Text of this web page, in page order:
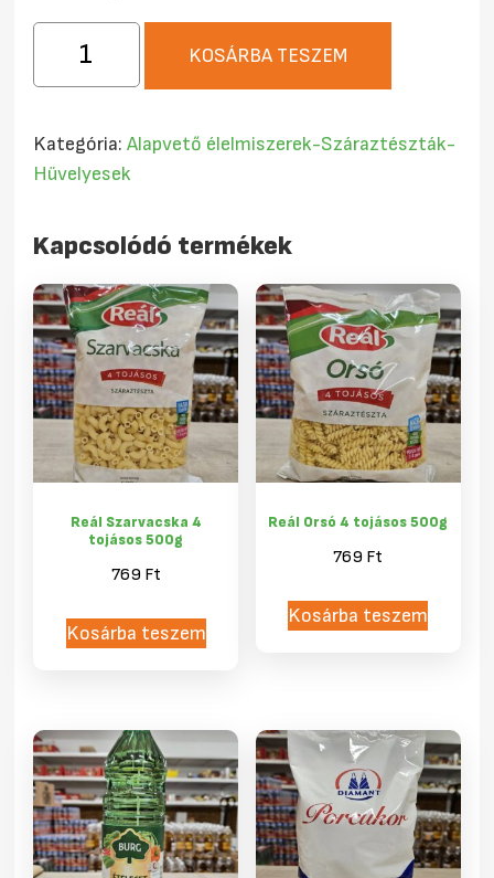
Cérnametélt
8
200g
mennyiség
KOSÁRBA TESZEM
Kategória:Alapvető élelmiszerek-Száraztészták-
Hüvelyesek
Kapcsolódó termékek
Reál Szarvacska 4
tojásos 500g
769 Ft
Kosárba teszem
Reál Orsó 4 tojásos 500g
769 Ft
Kosárba teszem